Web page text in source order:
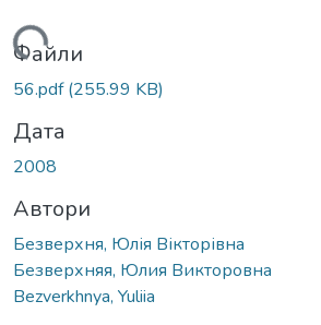
Файли
56.pdf(255.99 KB)
Дата
2008
Автори
Безверхня, Юлія Вікторівна
Безверхняя, Юлия Викторовна
Bezverkhnya, Yuliia